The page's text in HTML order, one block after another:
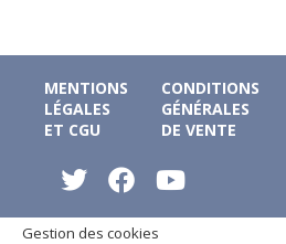
MENTIONS
LÉGALES
ET CGU
CONDITIONS
GÉNÉRALES
DE VENTE
Gestion des cookies